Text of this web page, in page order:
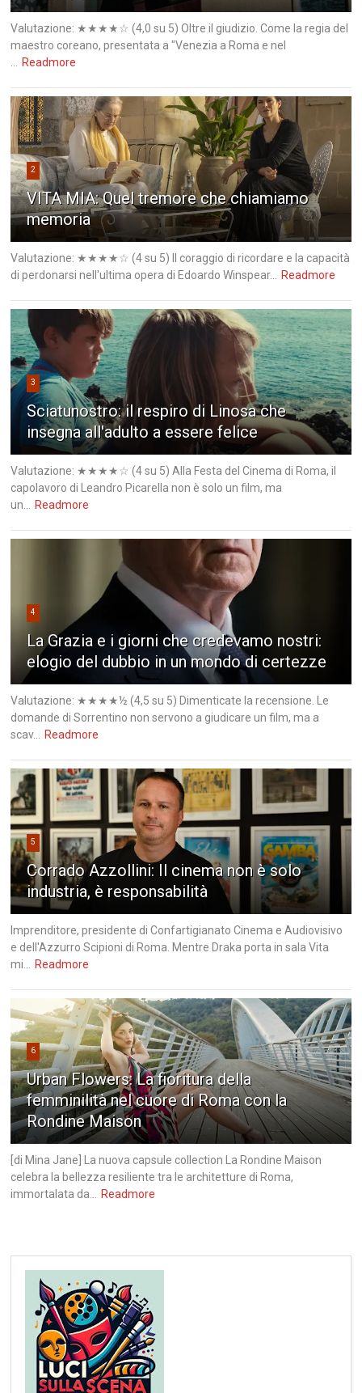
Valutazione: ★★★★☆ (4,0 su 5) Oltre il giudizio. Come la regia del
maestro coreano, presentata a "Venezia a Roma e nel
Readmore
2
VITA MIA: Quel tremore che chiamiamo
memoria
Valutazione: ★★★★☆ (4 su 5) Il coraggio di ricordare e la capacità
di perdonarsi nell'ultima opera di Edoardo Winspear...
Readmore
3
Sciatunostro: il respiro di Linosa che
insegna all'adulto a essere felice
Valutazione: ★★★★☆ (4 su 5) Alla Festa del Cinema di Roma, il
capolavoro di Leandro Picarella non è solo un film, ma
un...
Readmore
4
La Grazia e i giorni che credevamo nostri:
elogio del dubbio in un mondo di certezze
Valutazione: ★★★★½ (4,5 su 5) Dimenticate la recensione. Le
domande di Sorrentino non servono a giudicare un film, ma a
scav...
Readmore
5
Corrado Azzollini: Il cinema non è solo
industria, è responsabilità
Imprenditore, presidente di Confartigianato Cinema e Audiovisivo
e dell'Azzurro Scipioni di Roma. Mentre Draka porta in sala Vita
mi...
Readmore
6
Urban Flowers: La fioritura della
femminilità nel cuore di Roma con la
Rondine Maison
[di Mina Jane] La nuova capsule collection La Rondine Maison
celebra la bellezza resiliente tra le architetture di Roma,
immortalata da...
Readmore